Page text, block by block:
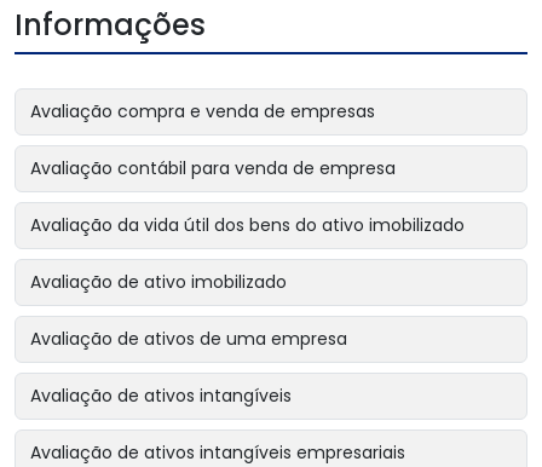
Informações
Avaliação compra e venda de empresas
Avaliação contábil para venda de empresa
Avaliação da vida útil dos bens do ativo imobilizado
Avaliação de ativo imobilizado
Avaliação de ativos de uma empresa
Avaliação de ativos intangíveis
Avaliação de ativos intangíveis empresariais